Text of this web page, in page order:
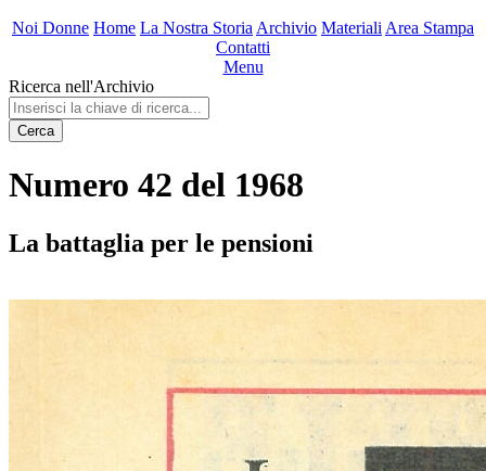
Noi Donne Home La Nostra Storia Archivio Materiali Area Stampa
Contatti
Menu
Ricerca nell'Archivio
Cerca
Numero 42 del 1968
La battaglia per le pensioni